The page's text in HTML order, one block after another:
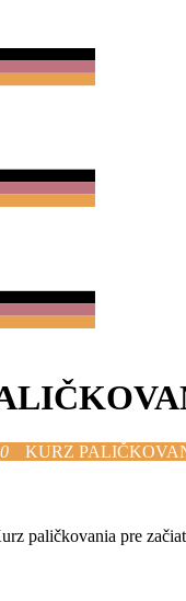
KURZ
paličkovania pre